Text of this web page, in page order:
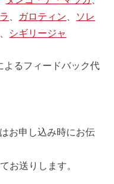
ガロティン
ソレ
シギリージャ
るフィードバック代
お申し込み時にお伝
お送りします。